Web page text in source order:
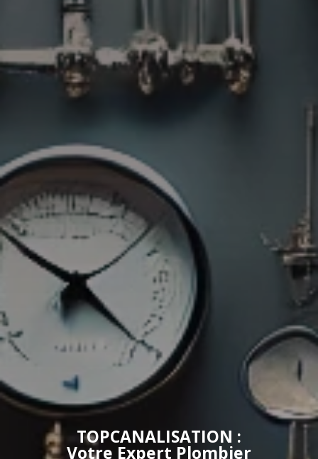
TOPCANALISATION :
Votre Expert Plombier